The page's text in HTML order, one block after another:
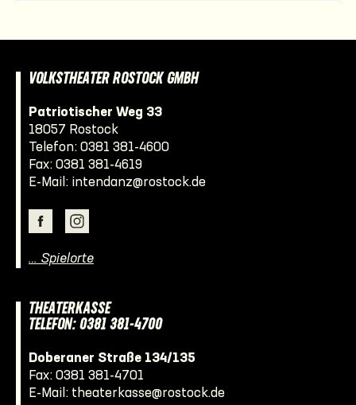
VOLKSTHEATER ROSTOCK GMBH
Patriotischer Weg 33
18057 Rostock
Telefon: 0381 381-4600
Fax: 0381 381-4619
E-Mail: intendanz@rostock.de
… Spielorte
THEATERKASSE
TELEFON: 0381 381-4700
Doberaner Straße 134/135
Fax: 0381 381-4701
E-Mail: theaterkasse@rostock.de